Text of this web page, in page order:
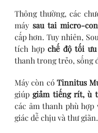
Thông thường, các
máy sau tai micro-
cấp hơn. Tuy nhiên,
tích hợpchế độ tối ưu
thanh trong trẻo, sống
Máy còn cóTinnitus
giúpgiảm tiếng rít, ù
các âm thanh phù
giác dễ chịu và thư giãn.